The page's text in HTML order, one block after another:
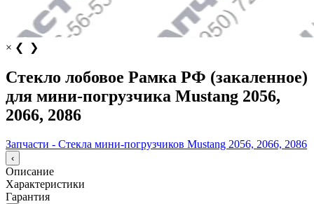
× ❮ ❯
Стекло лобовое Рамка РФ (закаленное)
для мини-погрузчика Mustang 2056,
2066, 2086
Запчасти - Стекла мини-погрузчиков Mustang 2056, 2066, 2086
‹
Описание
Характеристики
Гарантия